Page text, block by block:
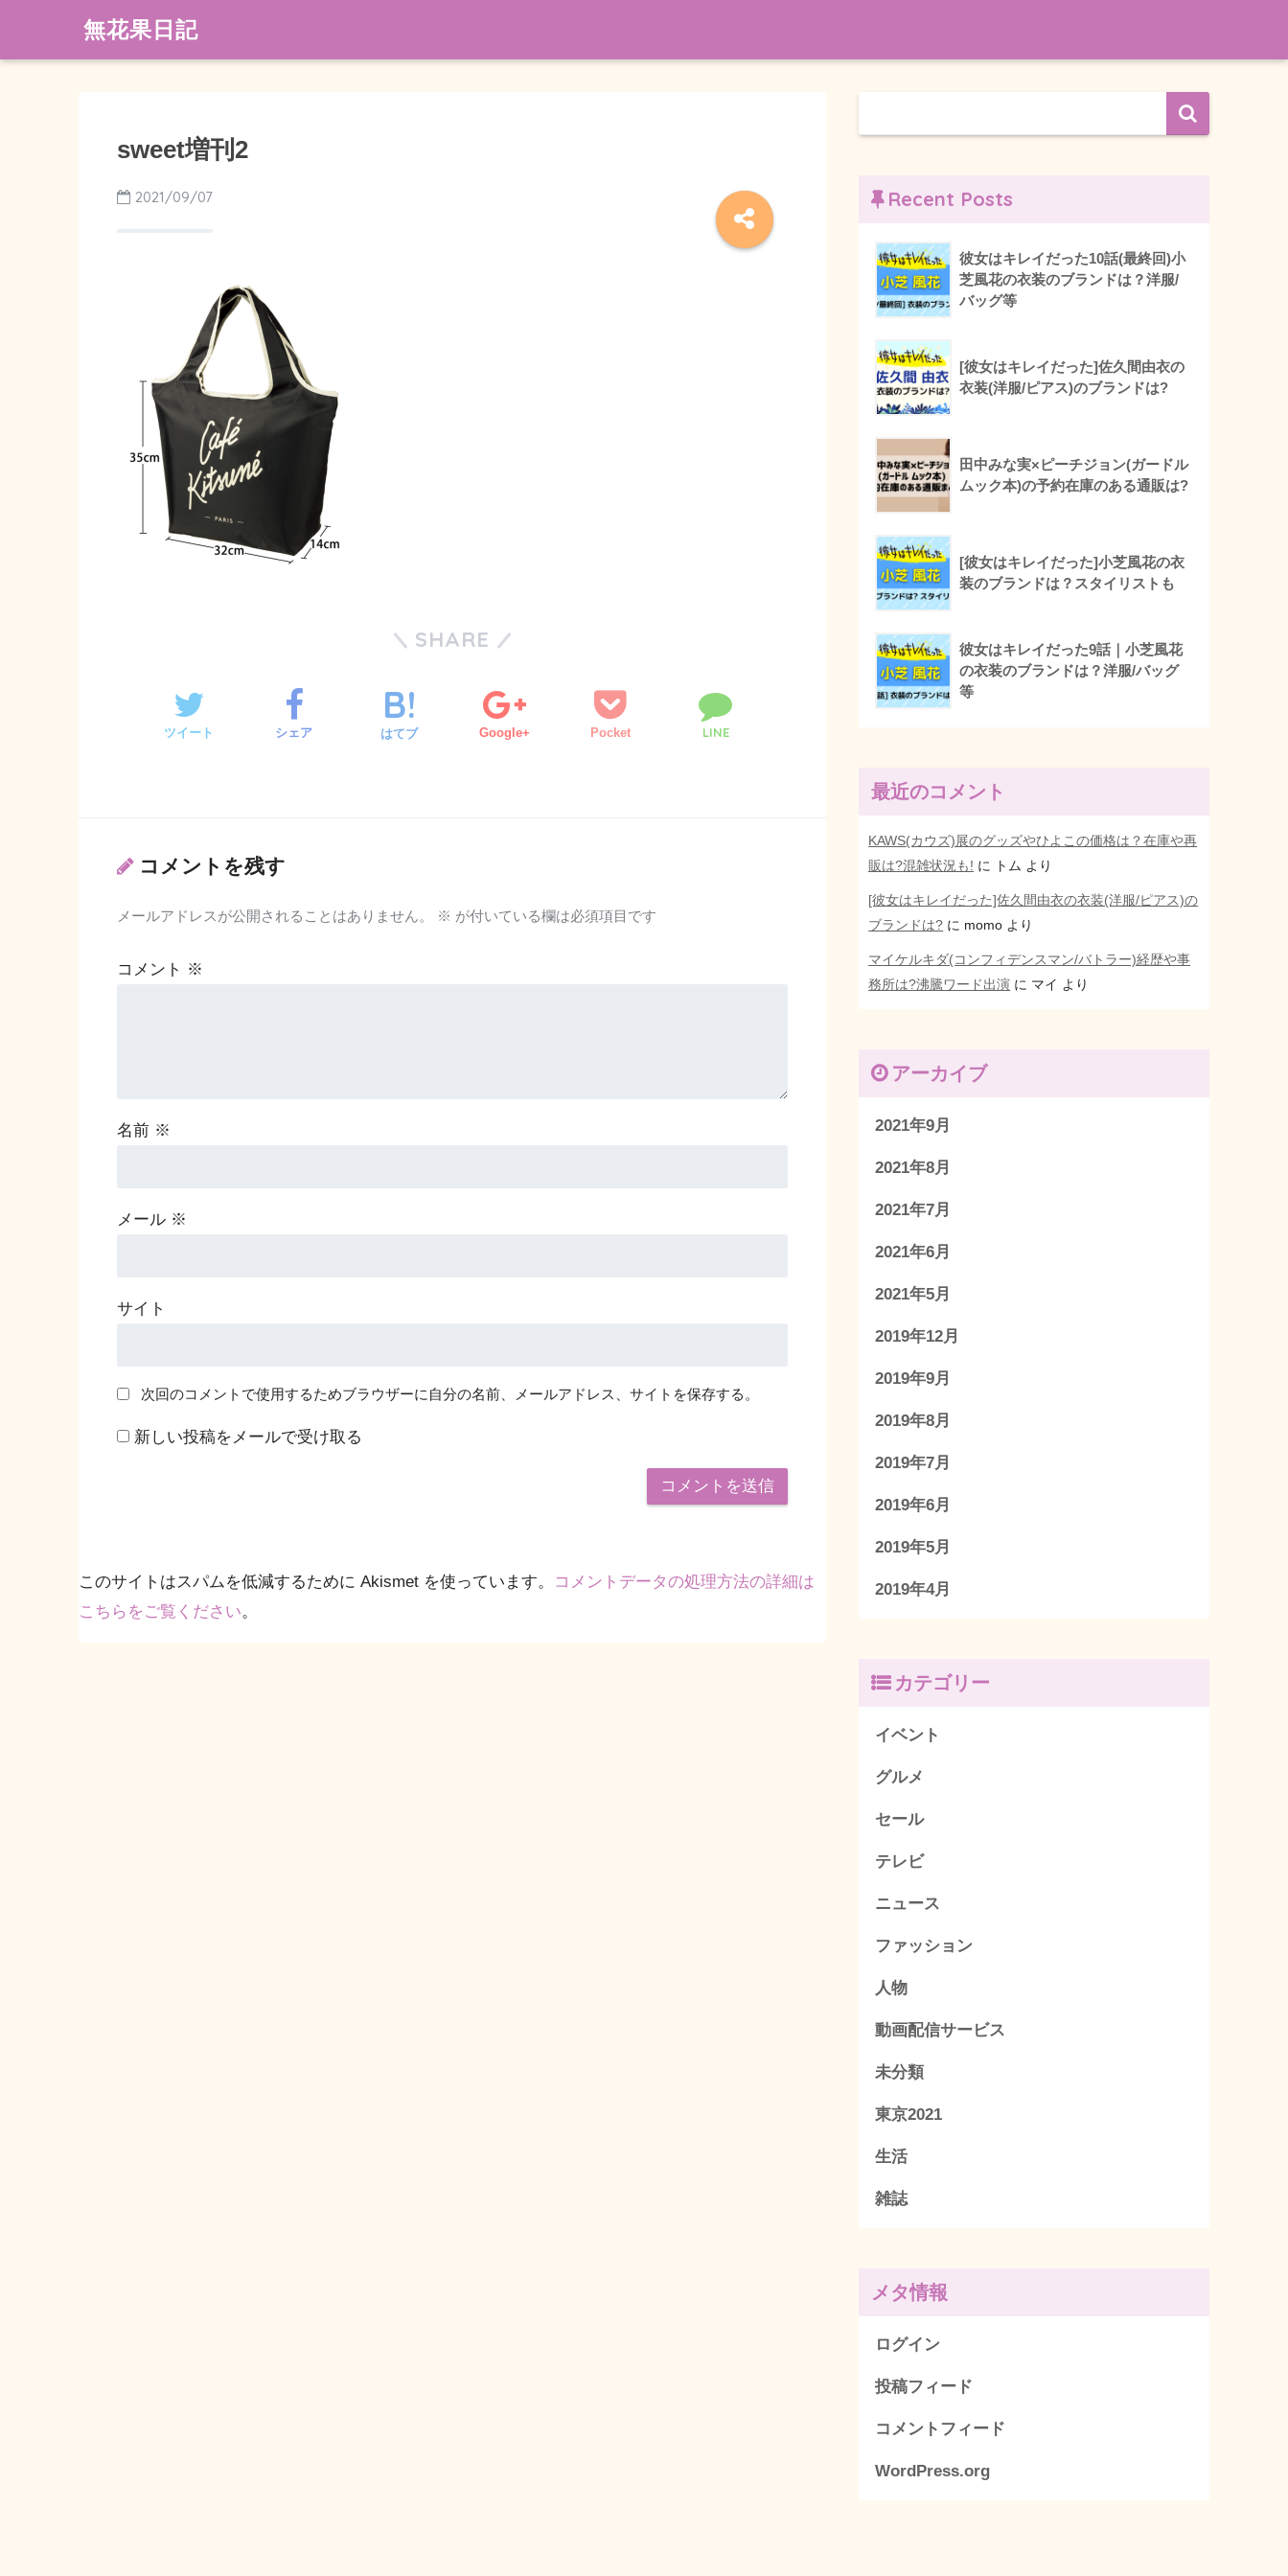
無花果日記
sweet増刊2
2021/09/07
SHARE
ツイート シェア はてブ Google+ Pocket LINE
コメントを残す
メールアドレスが公開されることはありません。 ※ が付いている欄は必須項目です
コメント ※
名前 ※
メール ※
サイト
次回のコメントで使用するためブラウザーに自分の名前、メールアドレス、サイトを保存する。
新しい投稿をメールで受け取る
このサイトはスパムを低減するために Akismet を使っています。
コメントデータの処理方法の詳細は
こちらをご覧ください。
Recent Posts
彼女はキレイだった10話(最終回)小
芝風花の衣装のブランドは？洋服/
バッグ等
[彼女はキレイだった]佐久間由衣の
衣装(洋服/ピアス)のブランドは?
田中みな実×ピーチジョン(ガードル
ムック本)の予約在庫のある通販は?
[彼女はキレイだった]小芝風花の衣
装のブランドは？スタイリストも
彼女はキレイだった9話｜小芝風花
の衣装のブランドは？洋服/バッグ
等
最近のコメント
KAWS(カウズ)展のグッズやひよこの価格は？在庫や再
販は?混雑状況も! に トム より
[彼女はキレイだった]佐久間由衣の衣装(洋服/ピアス)の
ブランドは? に momo より
マイケルキダ(コンフィデンスマン/バトラー)経歴や事
務所は?沸騰ワード出演 に マイ より
アーカイブ
2021年9月
2021年8月
2021年7月
2021年6月
2021年5月
2019年12月
2019年9月
2019年8月
2019年7月
2019年6月
2019年5月
2019年4月
カテゴリー
イベント
グルメ
セール
テレビ
ニュース
ファッション
人物
動画配信サービス
未分類
東京2021
生活
雑誌
メタ情報
ログイン
投稿フィード
コメントフィード
WordPress.org